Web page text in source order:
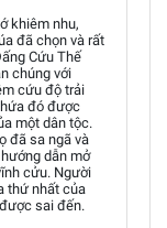
khiêm nhu,
đã chọn và rất
Cứu Thế
chúng với
cứu độ trải
đó được
một dân tộc.
đã sa ngã và
dẫn mở
cửu. Người
thứ nhất của
sai đến.